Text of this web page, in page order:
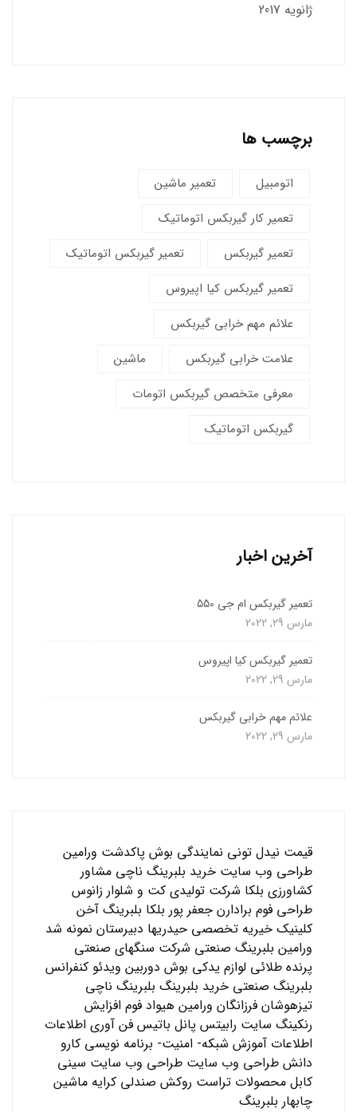
ژانویه 2017
برچسب ها
اتومبیل
تعمیر ماشین
تعمیر کار گیربکس اتوماتیک
تعمیر گیربکس
تعمیر گیربکس اتوماتیک
تعمیر گیربکس کیا اپیروس
علائم مهم خرابی گیربکس
علامت خرابی گیربکس
ماشین
معرفی متخصص گیربکس اتومات
گیربکس اتوماتیک
آخرین اخبار
تعمیر گیربکس ام جی 550
مارس 29, 2022
تعمیر گیربکس کیا اپیروس
مارس 29, 2022
علائم مهم خرابی گیربکس
مارس 29, 2022
قیمت نیدل تونی نمایندگی بوش پاکدشت ورامین
طراحی وب سایت خرید بلبرینگ ناچی مشاور
کشاورزی بلکا شرکت تولیدی کت و شلوار زانوس
طراحی فوم برادارن جعفر پور بلکا بلبرینگ آخن
کلینیک خیریه تخصصی حیدریها دبیرستان نمونه شد
ورامین بلبرینگ صنعتی شرکت سنگهای صنعتی
پرنده طلائی لوازم یدکی بوش دوربین ویدئو کنفرانس
بلبرینگ صنعتی خرید بلبرینگ بلبرینگ ناچی
تیزهوشان فرزانگان ورامین هیواد فوم افزایش
رنکینگ سایت رابیتس پانل باتیس فن آوری اطلاعات
اطلاعات آموزش شبکه- امنیت- برنامه نویسی کارو
دانش طراحی وب سایت طراحی وب سایت سینی
کابل محصولات تراست روکش صندلی کرایه ماشین
چابهار بلبرینگ